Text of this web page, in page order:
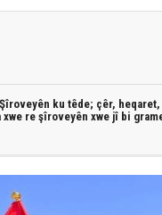
ku têde; çêr,
xwe re şîroveyên xwe jî bi